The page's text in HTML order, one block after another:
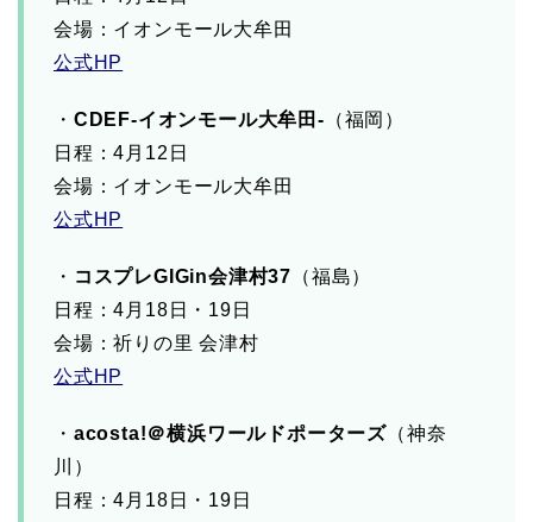
会場：イオンモール大牟田
公式HP
・ CDEF-イオンモール大牟田- （福岡）
日程：4月12日
会場：イオンモール大牟田
公式HP
・ コスプレGIGin会津村37 （福島）
日程：4月18日・19日
会場：祈りの里 会津村
公式HP
・ acosta!＠横浜ワールドポーターズ （神奈
川）
日程：4月18日・19日